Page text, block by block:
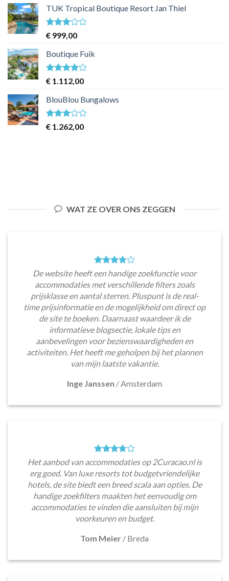
TUK Tropical Boutique Resort Jan Thiel
Waardering
uit 5
€ 999,00
Boutique Fuik
Waardering
€ 1.112,00
BlouBlou Bungalows
Waardering
€ 1.262,00
WAT ZE OVER ONS ZEGGEN
De website heeft een handige zoekfunctie voor
accommodaties met verschillende filters zoals
prijsklasse en aantal sterren. Pluspunt is de real-
time prijsinformatie en de mogelijkheid om direct op
de site te boeken. Daarnaast waardeer ik de
informatieve blogsectie, lokale tips en
aanbevelingen voor bezienswaardigheden en
activiteiten. Het heeft me geholpen bij het plannen
van mijn laatste vakantie.
Inge Janssen /Amsterdam
Het aanbod van accommodaties op 2Curacao.nl is
erg goed. Van luxe resorts tot budgetvriendelijke
hotels, de site biedt een breed scala aan opties. De
handige zoekfilters maakten het eenvoudig om
accommodaties te vinden die aansluiten bij mijn
voorkeuren en budget.
Tom Meier / Breda